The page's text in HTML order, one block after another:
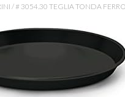
/ # 3054.30 TEGLIA TONDA